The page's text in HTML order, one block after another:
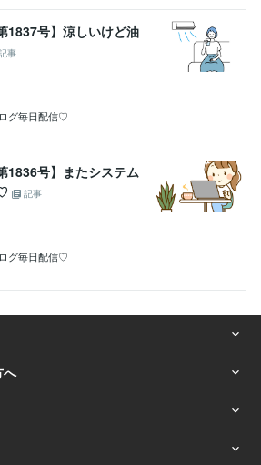
1837号】涼しいけど油
事
グ毎日配信♡
1836号】またシステム
記事
グ毎日配信♡